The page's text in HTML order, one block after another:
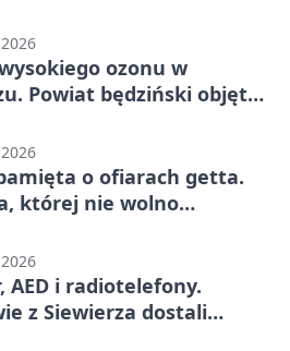
ozonu w
Powiat będziński objęty
o ofiarach getta.
której nie wolno
AED i radiotelefony.
z Siewierza dostali